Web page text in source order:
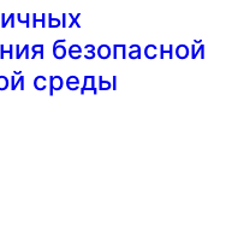
безопасной
среды